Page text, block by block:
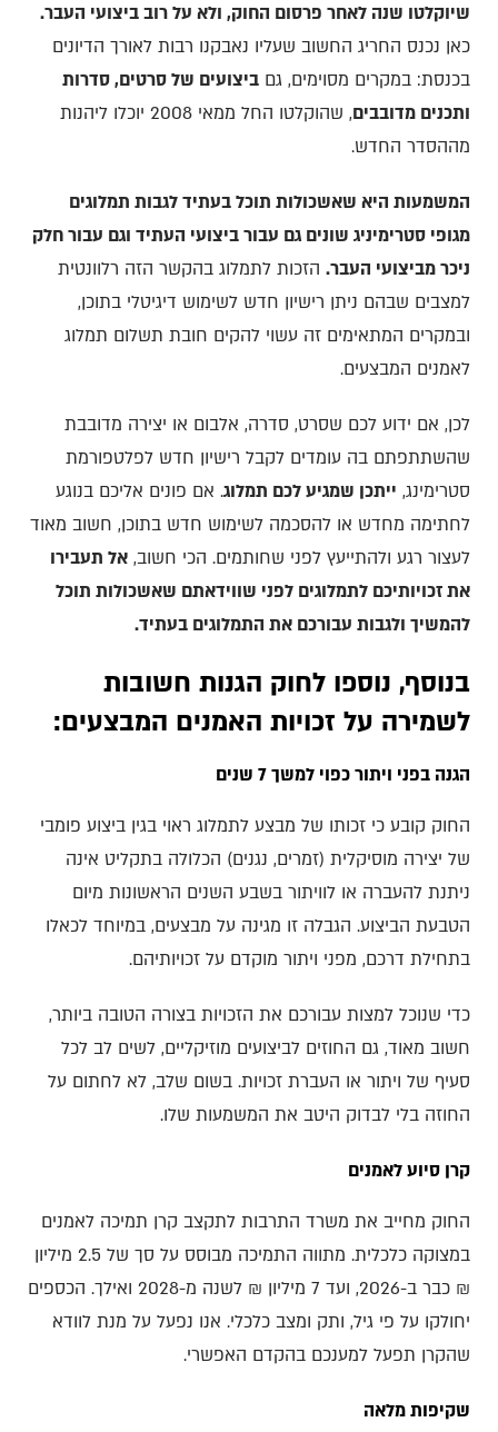
שיוקלטו שנה לאחר פרסום החוק, ולא על רוב ביצועי העבר.
כאן נכנס החריג החשוב שעליו נאבקנו רבות לאורך הדיונים
בכנסת: במקרים מסוימים, גם ביצועים של סרטים, סדרות
ותכנים מדובבים
, שהוקלטו החל ממאי 2008 יוכלו ליהנות
מההסדר החדש.
המשמעות היא שאשכולות תוכל בעתיד לגבות תמלוגים
מגופי סטרימיניג שונים גם עבור ביצועי העתיד וגם עבור חלק
ניכר מביצועי העבר. הזכות לתמלוג בהקשר הזה רלוונטית
למצבים שבהם ניתן רישיון חדש לשימוש דיגיטלי בתוכן,
ובמקרים המתאימים זה עשוי להקים חובת תשלום תמלוג
לאמנים המבצעים.
לכן, אם ידוע לכם שסרט, סדרה, אלבום או יצירה מדובבת
שהשתתפתם בה עומדים לקבל רישיון חדש לפלטפורמת
סטרימינג, ייתכן שמגיע לכם תמלוג. אם פונים אליכם בנוגע
לחתימה מחדש או להסכמה לשימוש חדש בתוכן, חשוב מאוד
לעצור רגע ולהתייעץ לפני שחותמים. הכי חשוב, אל תעבירו
את זכויותיכם לתמלוגים לפני שווידאתם שאשכולות תוכל
להמשיך ולגבות עבורכם את התמלוגים בעתיד.
בנוסף, נוספו לחוק הגנות חשובות
לשמירה על זכויות האמנים המבצעים:
הגנה בפני ויתור כפוי למשך 7 שנים
החוק קובע כי זכותו של מבצע לתמלוג ראוי בגין ביצוע פומבי
של יצירה מוסיקלית (זמרים, נגנים) הכלולה בתקליט אינה
ניתנת להעברה או לוויתור בשבע השנים הראשונות מיום
הטבעת הביצוע. הגבלה זו מגינה על מבצעים, במיוחד לכאלו
בתחילת דרכם, מפני ויתור מוקדם על זכויותיהם.
כדי שנוכל למצות עבורכם את הזכויות בצורה הטובה ביותר,
חשוב מאוד, גם החוזים לביצועים מוזיקליים, לשים לב לכל
סעיף של ויתור או העברת זכויות. בשום שלב, לא לחתום על
החוזה בלי לבדוק היטב את המשמעות שלו.
קרן סיוע לאמנים
החוק מחייב את משרד התרבות לתקצב קרן תמיכה לאמנים
במצוקה כלכלית. מתווה התמיכה מבוסס על סך של 2.5 מיליון
₪ כבר ב-2026, ועד 7 מיליון ₪ לשנה מ-2028 ואילך. הכספים
יחולקו על פי גיל, ותק ומצב כלכלי. אנו נפעל על מנת לוודא
שהקרן תפעל למענכם בהקדם האפשרי.
שקיפות מלאה